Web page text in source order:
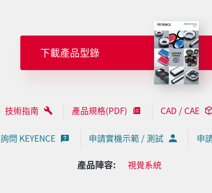
下載產品型錄
技術指南 產品規格(PDF) CAD / CAE
詢問 KEYENCE 申請實機示範 / 測試 申
產品陣容: 視覺系統